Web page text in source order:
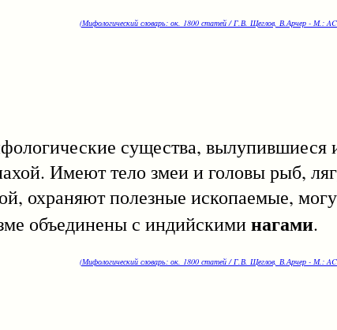
(Мифологический словарь: ок. 1800 статей / Г.В. Щеглов, В.Арчер - М.:
существа, вылупившиеся
Имеют тело змеи и головы рыб,
охраняют полезные ископаемые,
объединены с индийскиминагами.
(Мифологический словарь: ок. 1800 статей / Г.В. Щеглов, В.Арчер - М.: